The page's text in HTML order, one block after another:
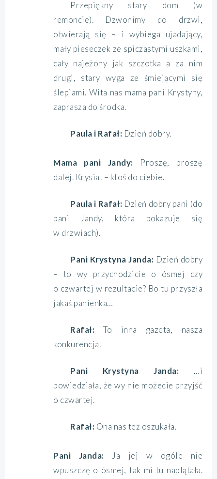
Przepiękny stary dom (w
remoncie). Dzwonimy do drzwi,
otwierają się – i wybiega ujadający,
mały pieseczek ze spiczastymi uszkami,
cały najeżony jak szczotka a za nim
drugi, stary wyga ze śmiejącymi się
ślepiami. Wita nas mama pani Krystyny,
zaprasza do środka.
Paula i Rafał: Dzień dobry.
Mama pani Jandy: Proszę, proszę
dalej. Krysia! – ktoś do ciebie.
Paula i Rafał: Dzień dobry pani (do
pani Jandy, która pokazuje się
w drzwiach).
Pani Krystyna Janda: Dzień dobry
– to wy przychodzicie o ósmej czy
o czwartej w rezultacie? Bo tu przyszła
jakaś panienka…
Rafał: To inna gazeta, nasza
konkurencja.
Pani Krystyna Janda: …i
powiedziała, że wy nie możecie przyjść
o czwartej.
Rafał: Ona nas też oszukała.
Pani Janda: Ja jej w ogóle nie
wpuszczę o ósmej, tak mi tu naplątała.